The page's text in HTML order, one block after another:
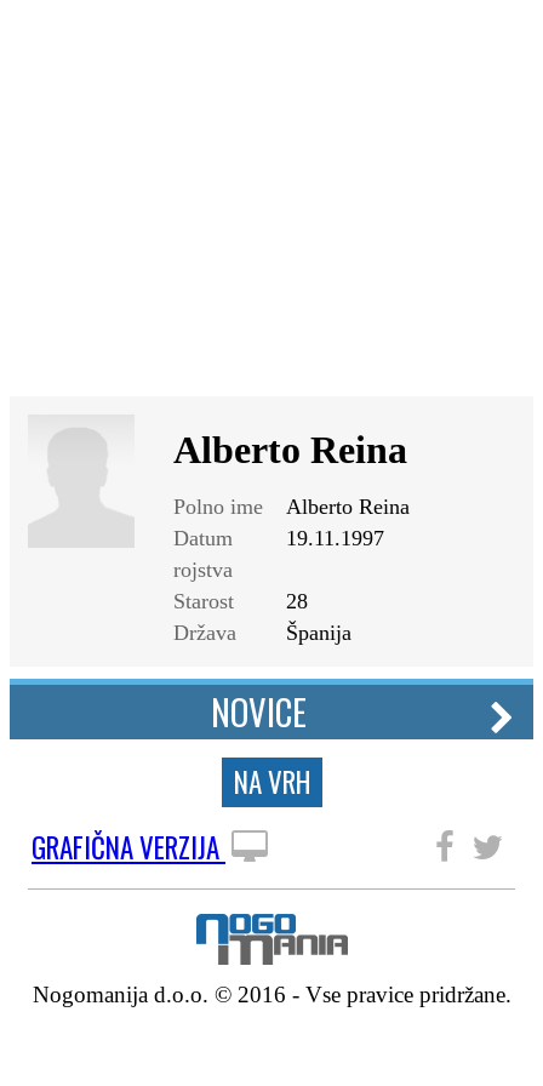
Alberto Reina
Polno ime
Alberto Reina
Datum
rojstva
19.11.1997
Starost
28
Država
Španija
NOVICE
NA VRH
GRAFIČNA VERZIJA
Nogomanija d.o.o. © 2016 - Vse pravice pridržane.